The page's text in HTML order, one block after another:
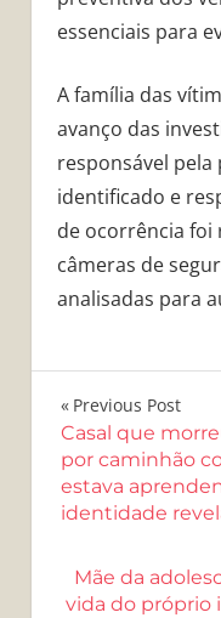
essenciais para
A família das
avanço das
responsável pela
identificado e
de ocorrência foi
câmeras de
analisadas para
de
Post
Previous Post
Casal que
por caminhão
estava
identidade
Mãe da
vida do próprio